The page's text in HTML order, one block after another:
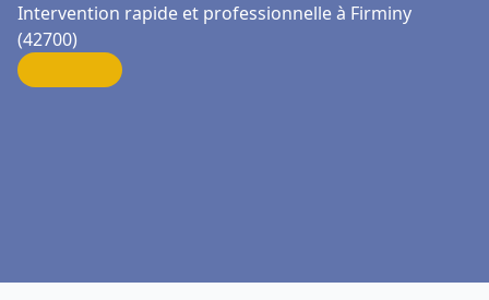
Intervention rapide et professionnelle à Firminy
(42700)